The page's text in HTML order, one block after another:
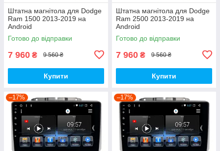
Штатна магнітола для Dodge
Ram 1500 2013-2019 на
Android
Готово до відправки
7 960 ₴ 9 560 ₴
Купити
Штатна магнітола для Dodge
Ram 2500 2013-2019 на
Android
Готово до відправки
7 960 ₴ 9 560 ₴
Купити
–17% –17%